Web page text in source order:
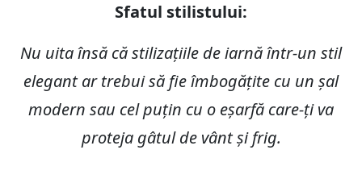
Sfatul stilistului:
Nu uita însă că stilizațiile de iarnă într-un stil
elegant ar trebui să fie îmbogățite cu un șal
modern sau cel puțin cu o eșarfă care-ți va
proteja gâtul de vânt și frig.